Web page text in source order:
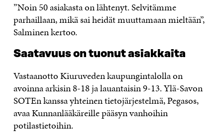
”Noin 50 asiakasta on lähtenyt. Selvitämme
parhaillaan, mikä sai heidät muuttamaan mieltään”,
Salminen kertoo.
Saatavuus on tuonut asiakkaita
Vastaanotto Kiuruveden kaupungintalolla on
avoinna arkisin 8-18 ja lauantaisin 9-13. Ylä-Savon
SOTEn kanssa yhteinen tietojärjestelmä, Pegasos,
avaa Kunnanlääkäreille pääsyn vanhoihin
potilastietoihin.